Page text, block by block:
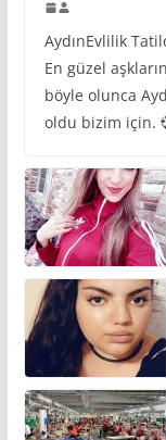
AydınEvlilik
En güzel
böyle olunca
oldu bizim için.